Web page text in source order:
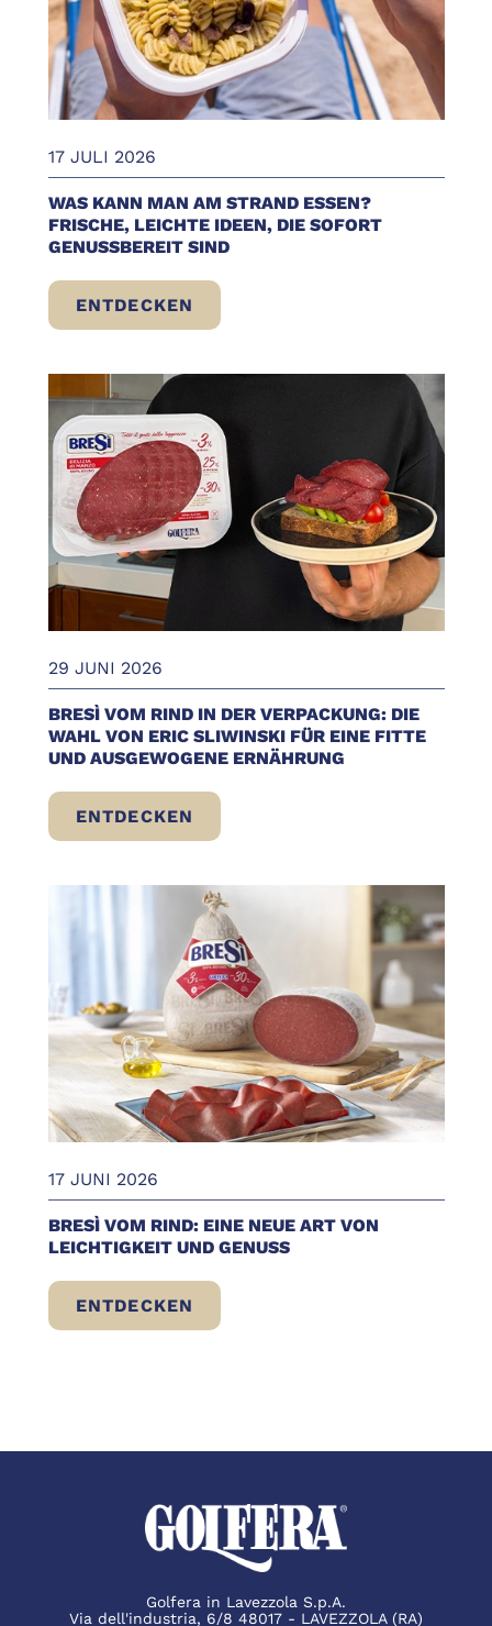
17 JULI 2026
WAS KANN MAN AM STRAND ESSEN?
FRISCHE, LEICHTE IDEEN, DIE SOFORT
GENUSSBEREIT SIND
ENTDECKEN
WAS KANN MAN AM STRAND ESSEN?
29 JUNI 2026
BRESÌ VOM RIND IN DER VERPACKUNG: DIE
WAHL VON ERIC SLIWINSKI FÜR EINE FITTE
UND AUSGEWOGENE ERNÄHRUNG
ENTDECKEN
BRESÌ VOM RIND IN DER VERPACKUNG:
17 JUNI 2026
BRESÌ VOM RIND: EINE NEUE ART VON
LEICHTIGKEIT UND GENUSS
ENTDECKEN
BRESÌ VOM RIND: EINE NEUE ART VON
Golfera in Lavezzola S.p.A.
Via dell'industria, 6/8 48017 - LAVEZZOLA (RA)